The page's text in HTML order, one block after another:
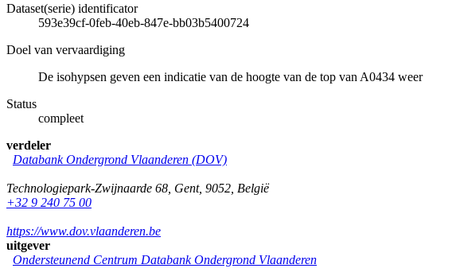
Dataset(serie) identificator
593e39cf-0feb-40eb-847e-bb03b5400724
Doel van vervaardiging
De isohypsen geven een indicatie van de hoogte van de top van A0434 weer
Status
compleet
verdeler
Databank Ondergrond Vlaanderen (DOV)
Technologiepark-Zwijnaarde 68 Gent, 9052 België
+32 9 240 75 00
https://www.dov.vlaanderen.be
uitgever
Ondersteunend Centrum Databank Ondergrond Vlaanderen